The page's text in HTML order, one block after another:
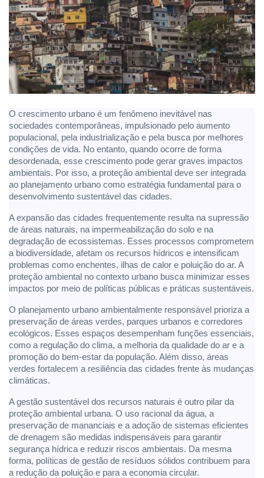
O crescimento urbano é um fenômeno inevitável nas
sociedades contemporâneas, impulsionado pelo aumento
populacional, pela industrialização e pela busca por melhores
condições de vida. No entanto, quando ocorre de forma
desordenada, esse crescimento pode gerar graves impactos
ambientais. Por isso, a proteção ambiental deve ser integrada
ao planejamento urbano como estratégia fundamental para o
desenvolvimento sustentável das cidades.
A expansão das cidades frequentemente resulta na supressão
de áreas naturais, na impermeabilização do solo e na
degradação de ecossistemas. Esses processos comprometem
a biodiversidade, afetam os recursos hídricos e intensificam
problemas como enchentes, ilhas de calor e poluição do ar. A
proteção ambiental no contexto urbano busca minimizar esses
impactos por meio de políticas públicas e práticas sustentáveis.
O planejamento urbano ambientalmente responsável prioriza a
preservação de áreas verdes, parques urbanos e corredores
ecológicos. Esses espaços desempenham funções essenciais,
como a regulação do clima, a melhoria da qualidade do ar e a
promoção do bem-estar da população. Além disso, áreas
verdes fortalecem a resiliência das cidades frente às mudanças
climáticas.
A gestão sustentável dos recursos naturais é outro pilar da
proteção ambiental urbana. O uso racional da água, a
preservação de mananciais e a adoção de sistemas eficientes
de drenagem são medidas indispensáveis para garantir
segurança hídrica e reduzir riscos ambientais. Da mesma
forma, políticas de gestão de resíduos sólidos contribuem para
a redução da poluição e para a economia circular.